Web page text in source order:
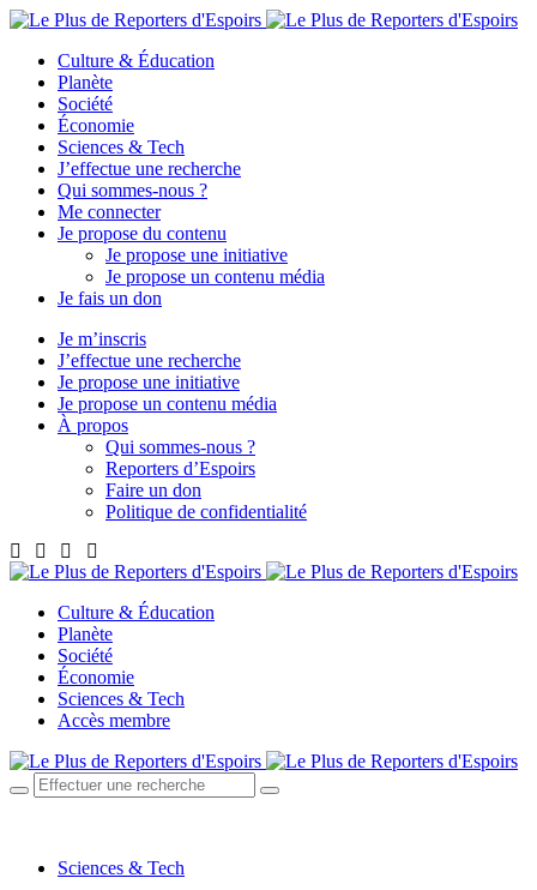
Culture & Éducation
Planète
Société
Économie
Sciences & Tech
J’effectue une recherche
Qui sommes-nous ?
Me connecter
Je propose du contenu
Je propose une initiative
Je propose un contenu média
Je fais un don
Je m’inscris
J’effectue une recherche
Je propose une initiative
Je propose un contenu média
À propos
Qui sommes-nous ?
Reporters d’Espoirs
Faire un don
Politique de confidentialité
Culture & Éducation
Planète
Société
Économie
Sciences & Tech
Accès membre
Sciences & Tech